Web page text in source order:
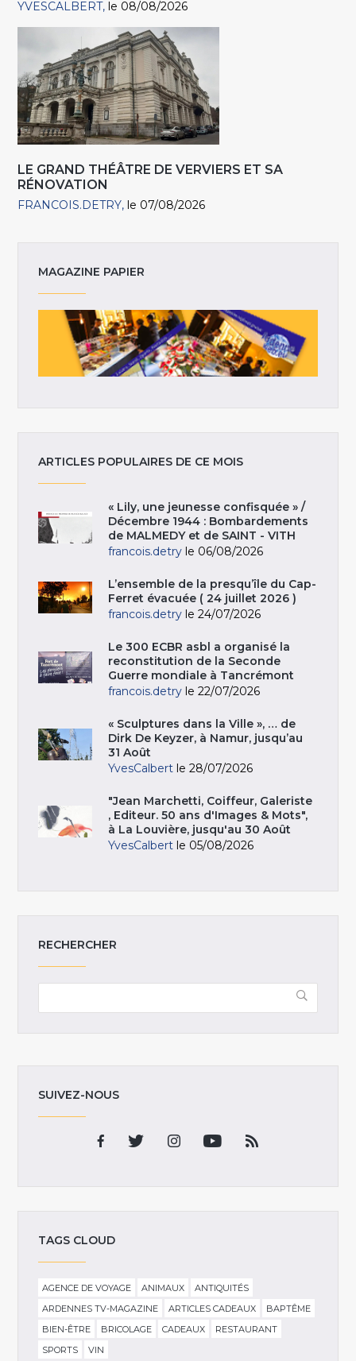
YVESCALBERT le 08/08/2026
LE GRAND THÉÂTRE DE VERVIERS ET SA
RÉNOVATION
FRANCOIS.DETRY le 07/08/2026
MAGAZINE PAPIER
ARTICLES POPULAIRES DE CE MOIS
« Lily, une jeunesse confisquée » /
Décembre 1944 : Bombardements
de MALMEDY et de SAINT - VITH
francois.detry le 06/08/2026
L’ensemble de la presqu’île du Cap-
Ferret évacuée ( 24 juillet 2026 )
francois.detry le 24/07/2026
Le 300 ECBR asbl a organisé la
reconstitution de la Seconde
Guerre mondiale à Tancrémont
francois.detry le 22/07/2026
« Sculptures dans la Ville », … de
Dirk De Keyzer, à Namur, jusqu’au
31 Août
YvesCalbert le 28/07/2026
"Jean Marchetti, Coiffeur, Galeriste
, Editeur. 50 ans d'Images & Mots",
à La Louvière, jusqu'au 30 Août
YvesCalbert le 05/08/2026
RECHERCHER
SUIVEZ-NOUS
TAGS CLOUD
AGENCE DE VOYAGE ANIMAUX
ANTIQUITÉS
ARDENNES TV-MAGAZINE
ARTICLES CADEAUX
BAPTÊME
BIEN-ÊTRE
BRICOLAGE CADEAUX
RESTAURANT
SPORTS
VIN